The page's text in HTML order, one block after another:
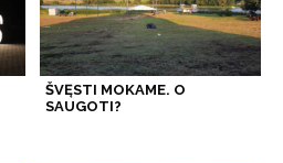
ŠVĘSTI MOKAME. O
SAUGOTI?